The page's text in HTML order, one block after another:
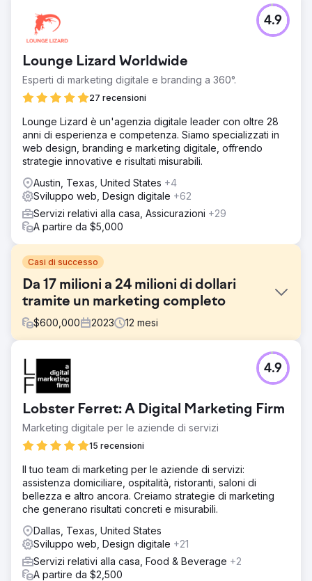
Lounge Lizard Worldwide
Esperti di marketing digitale e branding a 360°.
27 recensioni
4.9
Lounge Lizard è un'agenzia digitale leader con oltre 28
anni di esperienza e competenza. Siamo specializzati in
web design, branding e marketing digitale, offrendo
strategie innovative e risultati misurabili.
Austin, Texas, United States +4
Sviluppo web, Design digitale +62
Servizi relativi alla casa, Assicurazioni +29
A partire da $5,000
Casi di successo
Da 17 milioni a 24 milioni di dollari
tramite un marketing completo
$600,000 2023 12 mesi
Sfida
Un'azienda con una solida offerta di prodotti stava
lottando per scalare le sue operazioni, generando $ 17
milioni di fatturato ma affrontando bassi tassi di chiusura
delle vendite e un'esperienza del cliente subottimale.
L'azienda aveva bisogno di migliorare la sua strategia di
marketing, migliorare la gestione dei lead e ottimizzare il
percorso del cliente per guidare la crescita del fatturato e
competere meglio sul mercato. La sfida era aumentare le
vendite, aumentare il tasso di chiusura e creare
un'esperienza del cliente più soddisfacente e coesa
Soluzione
Abbiamo eseguito una revisione completa della strategia
di marketing digitale dell'azienda, tra cui ottimizzazione
SEM e SEO, una riprogettazione completa del sito Web
per un migliore coinvolgimento degli utenti e una
presenza sui social media ampliata. Inoltre, abbiamo
Lobster Ferret: A Digital Marketing Firm
Marketing digitale per le aziende di servizi
15 recensioni
4.9
Il tuo team di marketing per le aziende di servizi:
assistenza domiciliare, ospitalità, ristoranti, saloni di
bellezza e altro ancora. Creiamo strategie di marketing
che generano risultati concreti e misurabili.
Dallas, Texas, United States
Sviluppo web, Design digitale +21
Servizi relativi alla casa, Food & Beverage +2
A partire da $2,500